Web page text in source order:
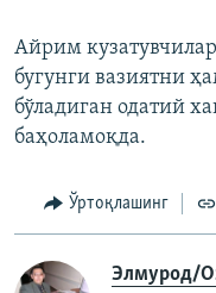
Айрим
бугунги вазиятни
бўладиган одатий
баҳоламоқда.
Ўртоқлашинг
Элмурод/